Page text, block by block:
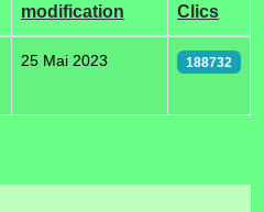
modification
Clics
25 Mai 2023 188732